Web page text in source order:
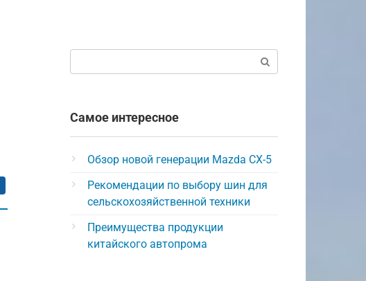
Самое интересное
Обзор новой генерации Mazda CX-5
Рекомендации по выбору шин для
сельскохозяйственной техники
Преимущества продукции
китайского автопрома